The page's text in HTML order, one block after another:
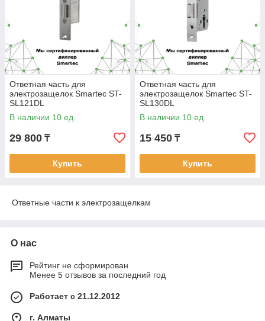
Ответная часть для
электрозащелок Smartec ST-
SL121DL
В наличии 10 ед.
29 800 ₸
Купить
Ответная часть для
электрозащелок Smartec ST-
SL130DL
В наличии 10 ед.
15 450 ₸
Купить
Ответные части к электрозащелкам
О нас
Рейтинг не сформирован
Менее 5 отзывов за последний год
Работает с 21.12.2012
г. Алматы